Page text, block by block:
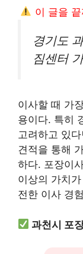
이 글을
경기도
짐센터
이사할 때 가
용이다. 특히
고려하고 있
견적을 통해
하다. 포장이
이상의 가치
전한 이사 경
과천시 포